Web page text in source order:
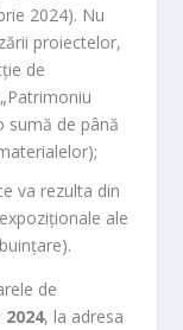
2024). Nu
proiectelor,
de
sumă de până
va rezulta din
ale
de
, la adresa